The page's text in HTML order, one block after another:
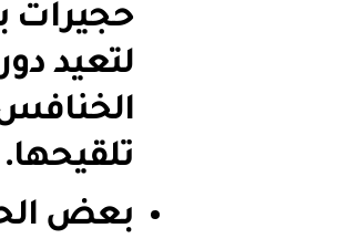
حجيرات
لتعيد
تلقيحها.
بعض